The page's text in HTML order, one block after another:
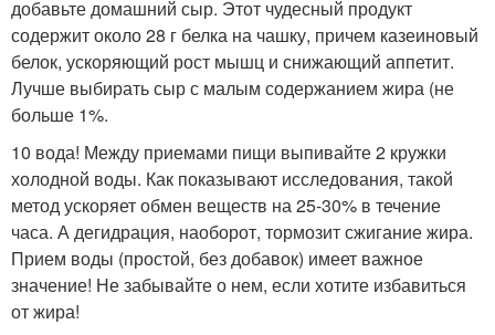
добавьте домашний сыр. Этот чудесный продукт
содержит около 28 г белка на чашку, причем казеиновый
белок, ускоряющий рост мышц и снижающий аппетит.
Лучше выбирать сыр с малым содержанием жира (не
больше 1%.
10 вода! Между приемами пищи выпивайте 2 кружки
холодной воды. Как показывают исследования, такой
метод ускоряет обмен веществ на 25-30% в течение
часа. А дегидрация, наоборот, тормозит сжигание жира.
Прием воды (простой, без добавок) имеет важное
значение! Не забывайте о нем, если хотите избавиться
от жира!